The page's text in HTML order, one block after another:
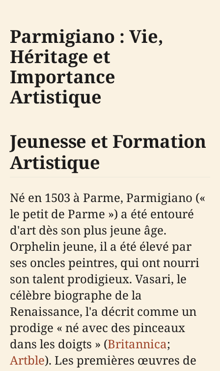
Parmigiano : Vie,
Héritage et
Importance
Artistique
Jeunesse et Formation
Artistique
Né en 1503 à Parme, Parmigiano («
le petit de Parme ») a été entouré
d'art dès son plus jeune âge.
Orphelin jeune, il a été élevé par
ses oncles peintres, qui ont nourri
son talent prodigieux. Vasari, le
célèbre biographe de la
Renaissance, l'a décrit comme un
prodige « né avec des pinceaux
dans les doigts » (Britannica;
Artble). Les premières œuvres de